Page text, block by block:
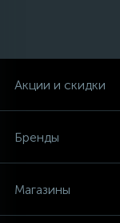
Акции и скидки
Бренды
Магазины